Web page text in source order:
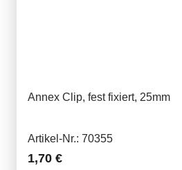
Annex Clip, fest fixiert, 25mm
Artikel-Nr.: 70355
1,70 €